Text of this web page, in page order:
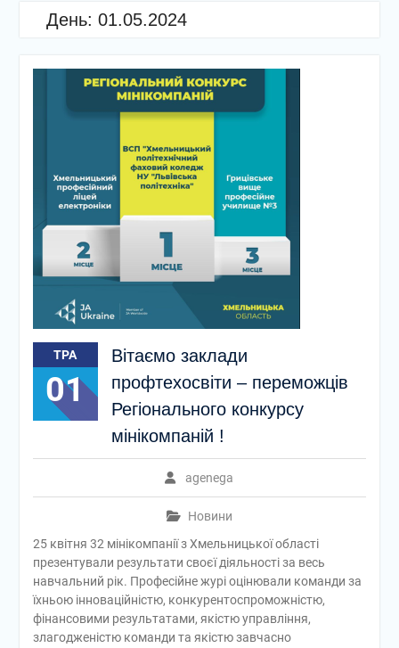
День: 01.05.2024
ТРА
01
Вітаємо заклади
профтехосвіти – переможців
Регіонального конкурсу
мінікомпаній !
agenega
Новини
25 квітня 32 мінікомпанії з Хмельницької області
презентували результати своєї діяльності за весь
навчальний рік. Професійне журі оцінювали команди за
їхньою інноваційністю, конкурентоспроможністю,
фінансовими результатами, якістю управління,
злагодженістю команди та якістю завчасно